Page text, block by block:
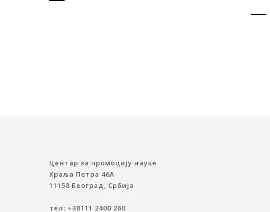
Центар за промоцију науке
Краља Петра 46A
11158 Београд, Србија
тел: +38111 2400 260